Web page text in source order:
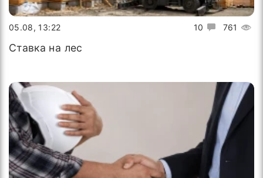
10 761
05.08, 13:22
Ставка на лес